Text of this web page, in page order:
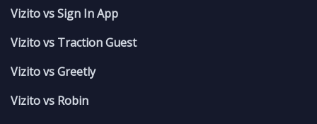
Vizito vs Sign In App
Vizito vs Traction Guest
Vizito vs Greetly
Vizito vs Robin